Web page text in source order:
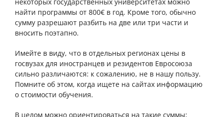
найти программы от 800€ в год. Кроме того, обычно
сумму разрешают разбить на две или три части и
вносить поэтапно.
Имейте в виду, что в отдельных регионах цены в
госвузах для иностранцев и резидентов Евросоюза
сильно различаются: к сожалению, не в нашу пользу.
Помните об этом, когда ищете на сайтах информацию
о стоимости обучения.
В целом можно ориентироваться на такие суммы: